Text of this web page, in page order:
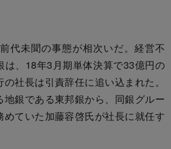
代未聞の事態が相次いだ。経営不
は、18年3月期単体決算で33億円の
社長は引責辞任に追い込まれた。
地銀である東邦銀から、同銀グルー
めていた加藤容啓氏が社長に就任す